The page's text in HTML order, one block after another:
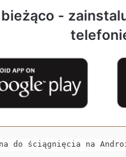
-
do ściągnięcia na